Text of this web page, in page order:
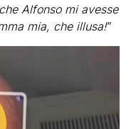
Alfonso mi avesse
mia, che illusa!”